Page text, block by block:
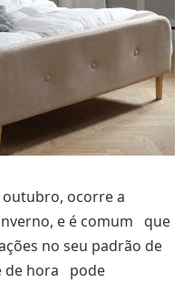
ocorre a
e é comum que
no seu padrão de
de hora pode